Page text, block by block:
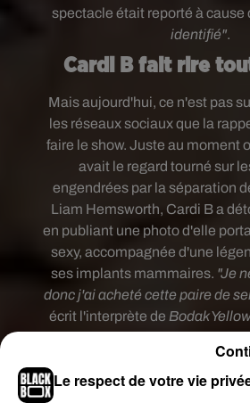
spectacle était reporté à cause
identifié".
Cardi B fait rire
Mais aujourd'hui, ce n'est pas
les réseaux sociaux que la
faire le show. Juste au moment
avait le regard tourné sur
engendrées par la séparation
Liam Hemsworth, Cardi B a
en publiant une photo d'elle
sexy, accompagnée d'une
ses implants mammaires. "Je
donc j'ai acheté cette paire de
écrit l'interprète de Bodak
Le respect de votre vie